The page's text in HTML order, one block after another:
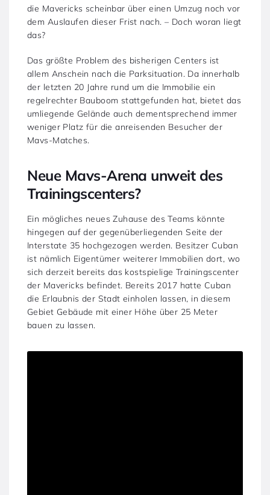
die Mavericks scheinbar über einen Umzug noch vor
dem Auslaufen dieser Frist nach. – Doch woran liegt
das?
Das größte Problem des bisherigen Centers ist
allem Anschein nach die Parksituation. Da innerhalb
der letzten 20 Jahre rund um die Immobilie ein
regelrechter Bauboom stattgefunden hat, bietet das
umliegende Gelände auch dementsprechend immer
weniger Platz für die anreisenden Besucher der
Mavs-Matches.
Neue Mavs-Arena unweit des
Trainingscenters?
Ein mögliches neues Zuhause des Teams könnte
hingegen auf der gegenüberliegenden Seite der
Interstate 35 hochgezogen werden. Besitzer Cuban
ist nämlich Eigentümer weiterer Immobilien dort, wo
sich derzeit bereits das kostspielige Trainingscenter
der Mavericks befindet. Bereits 2017 hatte Cuban
die Erlaubnis der Stadt einholen lassen, in diesem
Gebiet Gebäude mit einer Höhe über 25 Meter
bauen zu lassen.